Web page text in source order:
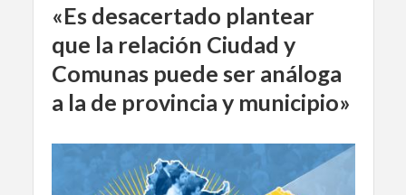
«Es desacertado plantear
que la relación Ciudad y
Comunas puede ser análoga
a la de provincia y municipio»